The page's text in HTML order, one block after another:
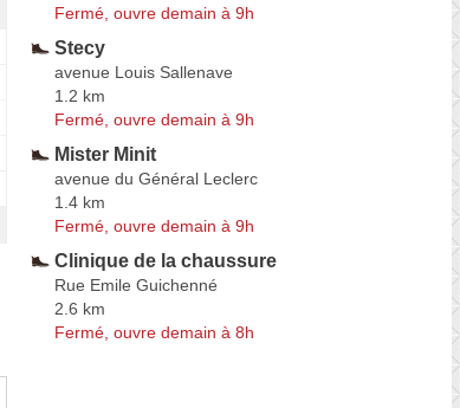
Fermé, ouvre demain à 9h
Stecy
avenue Louis Sallenave
1.2 km
Fermé, ouvre demain à 9h
Mister Minit
avenue du Général Leclerc
1.4 km
Fermé, ouvre demain à 9h
Clinique de la chaussure
Rue Emile Guichenné
2.6 km
Fermé, ouvre demain à 8h